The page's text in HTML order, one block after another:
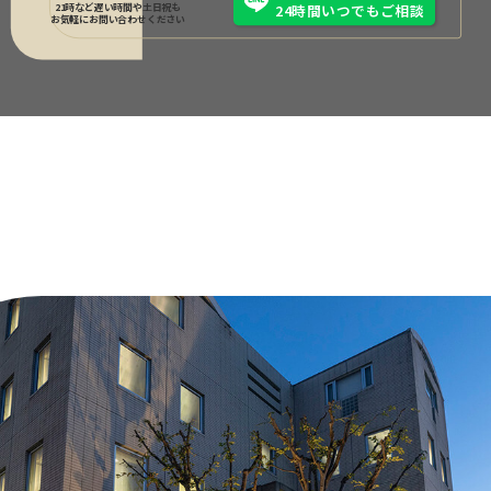
21時など遅い時間や土日祝も
お気軽にお問い合わせください
24時間いつでもご相談